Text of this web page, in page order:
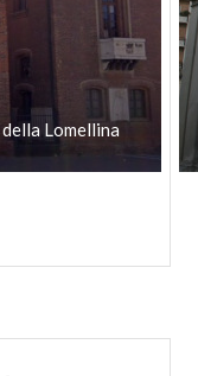
della Lomellina